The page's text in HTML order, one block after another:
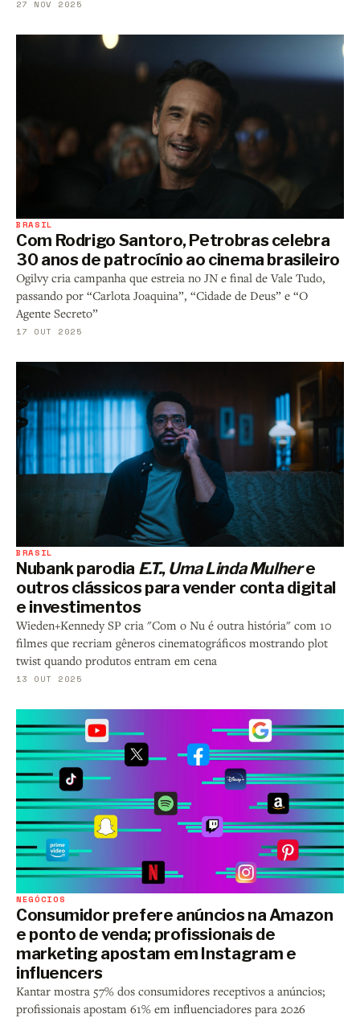
27 NOV 2025
BRASIL
Com Rodrigo Santoro, Petrobras celebra
30 anos de patrocínio ao cinema brasileiro
Ogilvy cria campanha que estreia no JN e final de Vale Tudo,
passando por “Carlota Joaquina”, “Cidade de Deus” e “O
Agente Secreto”
17 OUT 2025
BRASIL
Nubank parodia E.T., Uma Linda Mulhere
outros clássicos para vender conta digital
e investimentos
Wieden+Kennedy SP cria "Com o Nu é outra história" com 10
filmes que recriam gêneros cinematográficos mostrando plot
twist quando produtos entram em cena
13 OUT 2025
NEGÓCIOS
Consumidor prefere anúncios na Amazon
e ponto de venda; profissionais de
marketing apostam em Instagram e
influencers
Kantar mostra 57% dos consumidores receptivos a anúncios;
profissionais apostam 61% em influenciadores para 2026